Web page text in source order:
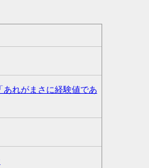
れがまさに経験値であ